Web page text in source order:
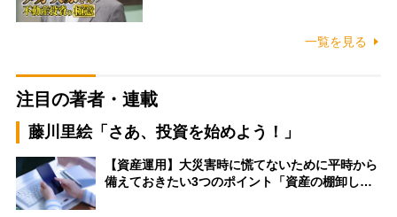
一覧を見る
注目の著者・連載
藤川里絵「さあ、投資を始めよう！」
【資産運用】大災害時に慌てないために平時から
備えておきたい3つのポイント「資産の棚卸し…